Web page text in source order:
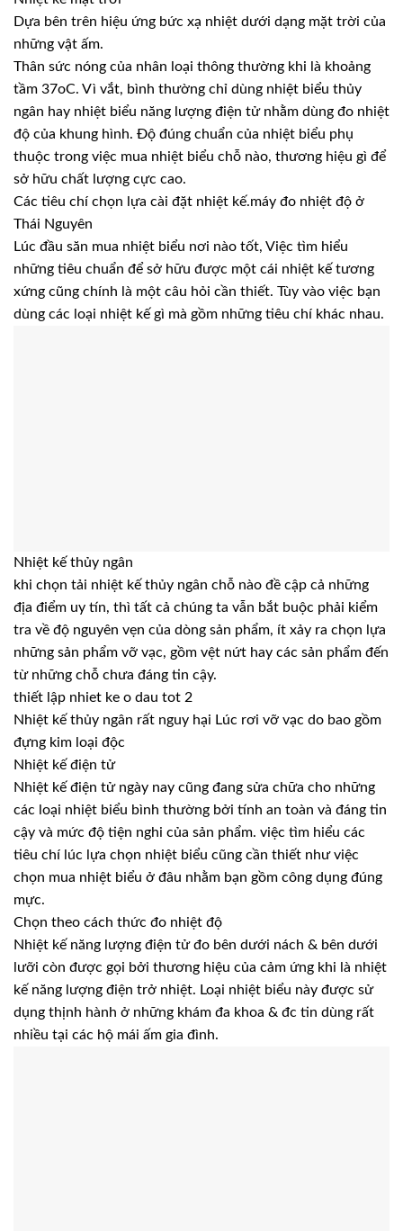
Dựa bên trên hiệu ứng bức xạ nhiệt dưới dạng mặt trời của
những vật ấm.
Thân sức nóng của nhân loại thông thường khi là khoảng
tầm 37oC. Vì vắt, bình thường chỉ dùng nhiệt biểu thủy
ngân hay nhiệt biểu năng lượng điện tử nhằm dùng đo nhiệt
độ của khung hình. Độ đúng chuẩn của nhiệt biểu phụ
thuộc trong việc mua nhiệt biểu chỗ nào, thương hiệu gì để
sở hữu chất lượng cực cao.
Các tiêu chí chọn lựa cài đặt nhiệt kế.máy đo nhiệt độ ở
Thái Nguyên
Lúc đầu săn mua nhiệt biểu nơi nào tốt, Việc tìm hiểu
những tiêu chuẩn để sở hữu được một cái nhiệt kế tương
xứng cũng chính là một câu hỏi cần thiết. Tùy vào việc bạn
dùng các loại nhiệt kế gì mà gồm những tiêu chí khác nhau.
Nhiệt kế thủy ngân
khi chọn tải nhiệt kế thủy ngân chỗ nào đề cập cả những
địa điểm uy tín, thì tất cả chúng ta vẫn bắt buộc phải kiểm
tra về độ nguyên vẹn của dòng sản phẩm, ít xảy ra chọn lựa
những sản phẩm vỡ vạc, gồm vệt nứt hay các sản phẩm đến
từ những chỗ chưa đáng tin cậy.
thiết lập nhiet ke o dau tot 2
Nhiệt kế thủy ngân rất nguy hại Lúc rơi vỡ vạc do bao gồm
đựng kim loại độc
Nhiệt kế điện tử
Nhiệt kế điện tử ngày nay cũng đang sửa chữa cho những
các loại nhiệt biểu bình thường bởi tính an toàn và đáng tin
cậy và mức độ tiện nghi của sản phẩm. việc tìm hiểu các
tiêu chí lúc lựa chọn nhiệt biểu cũng cần thiết như việc
chọn mua nhiệt biểu ở đâu nhằm bạn gồm công dụng đúng
mực.
Chọn theo cách thức đo nhiệt độ
Nhiệt kế năng lượng điện tử đo bên dưới nách & bên dưới
lưỡi còn được gọi bởi thương hiệu của cảm ứng khi là nhiệt
kế năng lượng điện trở nhiệt. Loại nhiệt biểu này được sử
dụng thịnh hành ở những khám đa khoa & đc tin dùng rất
nhiều tại các hộ mái ấm gia đình.